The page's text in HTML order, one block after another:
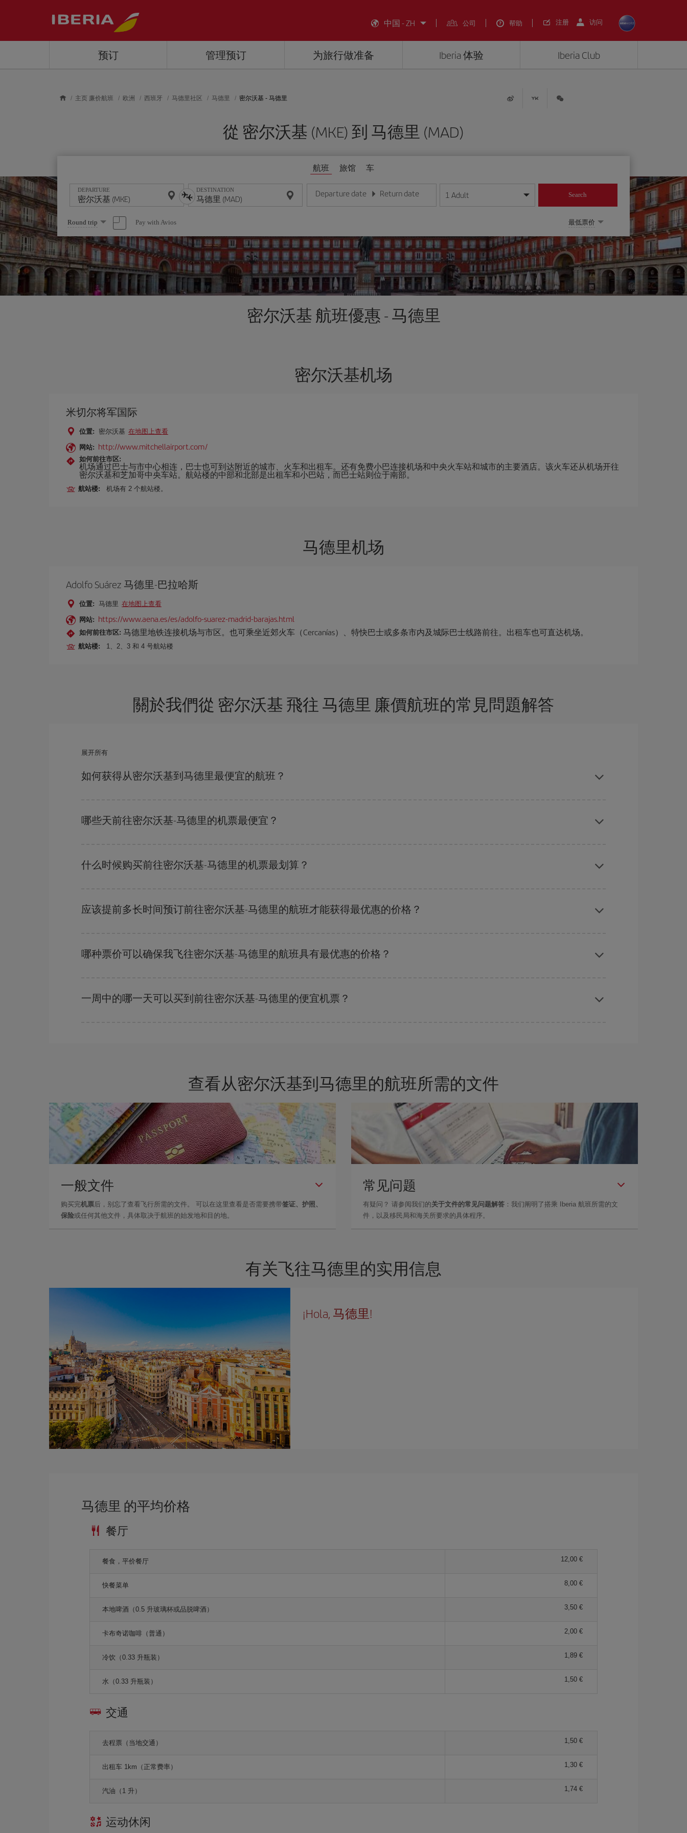
中国 - ZH
公司 帮助 注册 访问
预订 管理预订 为旅行做准备 Iberia 体验 Iberia Club
主页 廉价航班 欧洲 西班牙 马德里社区 马德里 密尔沃基 - 马德里
從 密尔沃基 (MKE) 到 马德里 (MAD)
航班 旅馆 车
DEPARTURE DESTINATION Departure date
请输入日期，格式为日/月/年
Return date
请输入日期，格式为日/月/年
1 Adult Search
Select
one
option
Round trip Pay with Avios 最低票价
密尔沃基 航班優惠 - 马德里
密尔沃基机场
米切尔将军国际
位置: 密尔沃基 在地图上查看
网站: http://www.mitchellairport.com/
如何前往市区:
机场通过巴士与市中心相连，巴士也可到达附近的城市、火车和出租车。还有免费小巴连接机场和中央火车站和城市的主要酒店。该火车还从机场开往
密尔沃基和芝加哥中央车站。航站楼的中部和北部是出租车和小巴站，而巴士站则位于南部。
航站楼: 机场有 2 个航站楼。
马德里机场
Adolfo Suárez 马德里-巴拉哈斯
位置: 马德里 在地图上查看
网站: https://www.aena.es/es/adolfo-suarez-madrid-barajas.html
如何前往市区: 马德里地铁连接机场与市区。也可乘坐近郊火车（Cercanías）、特快巴士或多条市内及城际巴士线路前往。出租车也可直达机场。
航站楼: 1、2、3 和 4 号航站楼
關於我們從 密尔沃基 飛往 马德里 廉價航班的常見問題解答
展开所有
如何获得从密尔沃基到马德里最便宜的航班？
哪些天前往密尔沃基-马德里的机票最便宜？
附近几天的航班（包括去程和回程），以便找到最优惠的航班。 此外，您还可以查看我们每天提供的不同航班选项：有些
什么时候购买前往密尔沃基-马德里的机票最划算？
越早购买越便宜。
应该提前多长时间预订前往密尔沃基-马德里的航班才能获得最优惠的价格？
哪种票价可以确保我飞往密尔沃基-马德里的航班具有最优惠的价格？
一周中的哪一天可以买到前往密尔沃基-马德里的便宜机票？
查看从密尔沃基到马德里的航班所需的文件
一般文件
购买完机票后，别忘了查看飞行所需的文件。 可以在这里查看是否需要携带签证、护照、
保险或任何其他文件，具体取决于航班的始发地和目的地。
常见问题
有疑问？ 请参阅我们的关于文件的常见问题解答 ：我们阐明了搭乘 Iberia 航班所需的文
件，以及移民局和海关所要求的具体程序。
有关飞往马德里的实用信息
¡Hola, 马德里!
马德里 的平均价格
餐厅
餐食，平价餐厅 12,00 €
快餐菜单 8,00 €
本地啤酒（0.5 升玻璃杯或品脱啤酒） 3,50 €
卡布奇诺咖啡（普通） 2,00 €
冷饮（0.33 升瓶装） 1,89 €
水（0.33 升瓶装） 1,50 €
交通
去程票（当地交通） 1,50 €
出租车 1km（正常费率） 1,30 €
汽油（1 升） 1,74 €
运动休闲